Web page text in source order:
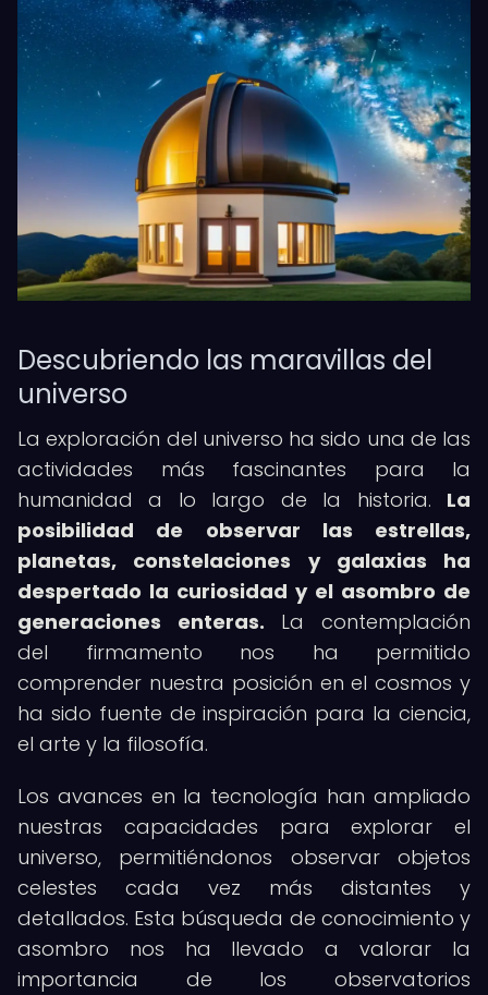
Descubriendo las maravillas del
universo
La exploración del universo ha sido una de las
actividades más fascinantes para la
humanidad a lo largo de la historia. La
posibilidad de observar las estrellas,
planetas, constelaciones y galaxias ha
despertado la curiosidad y el asombro de
generaciones enteras. La contemplación
del firmamento nos ha permitido
comprender nuestra posición en el cosmos y
ha sido fuente de inspiración para la ciencia,
el arte y la filosofía.
Los avances en la tecnología han ampliado
nuestras capacidades para explorar el
universo, permitiéndonos observar objetos
celestes cada vez más distantes y
detallados. Esta búsqueda de conocimiento y
asombro nos ha llevado a valorar la
importancia de los observatorios